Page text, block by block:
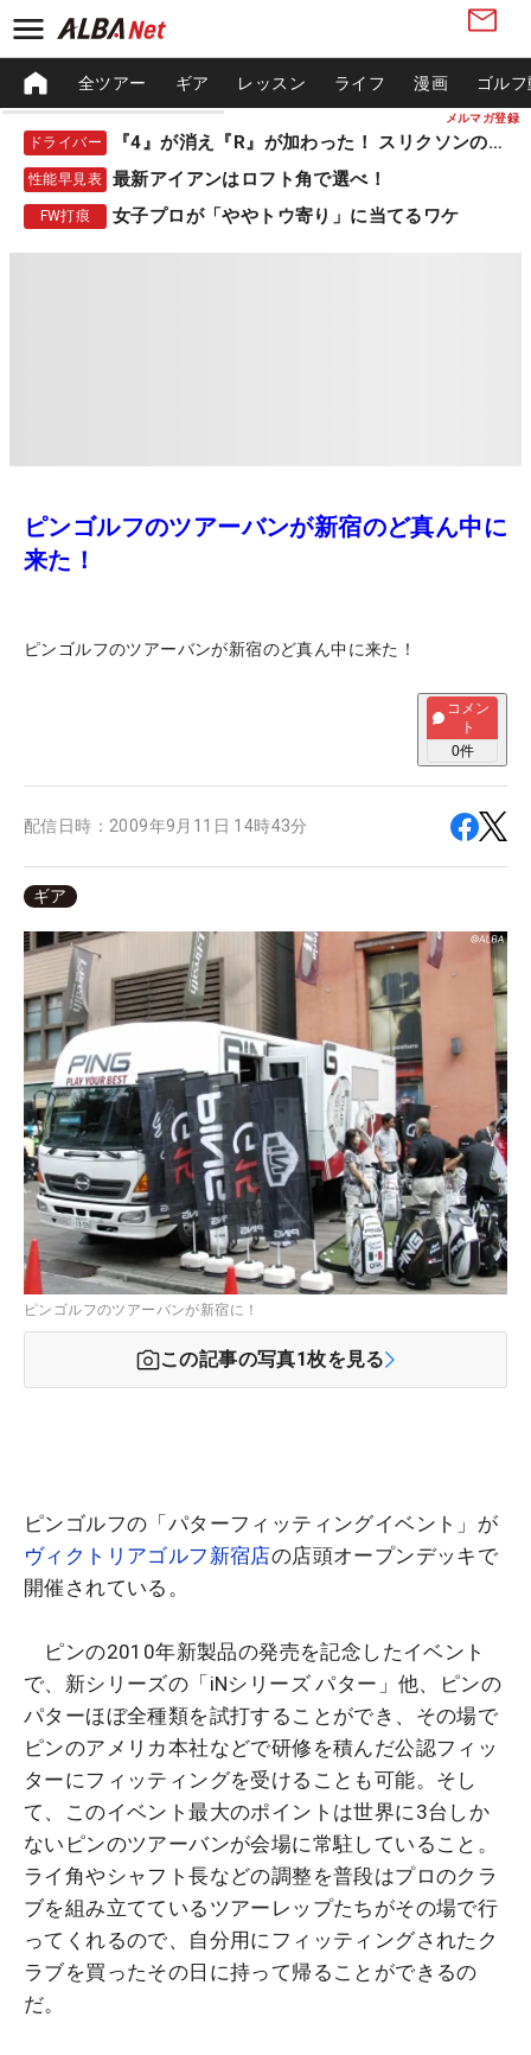
メルマガ登録
全ツアー ギア レッスン ライフ 漫画 ゴル
ドライバー 『4』が消え『R』が加わった！ スリクソンの新作
性能早見表 最新アイアンはロフト角で選べ！
FW打痕 女子プロが「ややトウ寄り」に当てるワケ
ピンゴルフのツアーバンが新宿のど真ん中に
来た！
ピンゴルフのツアーバンが新宿のど真ん中に来た！
コメン
ト
0件
配信日時： 2009年9月11日 14時43分
ギア
ピンゴルフのツアーバンが新宿に！
この記事の写真1枚を見る
ピンゴルフの「パターフィッティングイベント」が
ヴィクトリアゴルフ新宿店の店頭オープンデッキで
開催されている。
ピンの2010年新製品の発売を記念したイベント
で、新シリーズの「iNシリーズ パター」他、ピンの
パターほぼ全種類を試打することができ、その場で
ピンのアメリカ本社などで研修を積んだ公認フィッ
ターにフィッティングを受けることも可能。そし
て、このイベント最大のポイントは世界に3台しか
ないピンのツアーバンが会場に常駐していること。
ライ角やシャフト長などの調整を普段はプロのクラ
ブを組み立てているツアーレップたちがその場で行
ってくれるので、自分用にフィッティングされたク
ラブを買ったその日に持って帰ることができるの
だ。